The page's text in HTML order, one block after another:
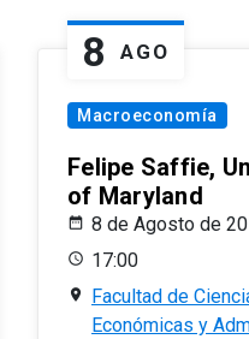
8 AGO
Macroeconomía
Felipe Saffie,
of Maryland
8 de Agosto de
17:00
Facultad de
Económicas y